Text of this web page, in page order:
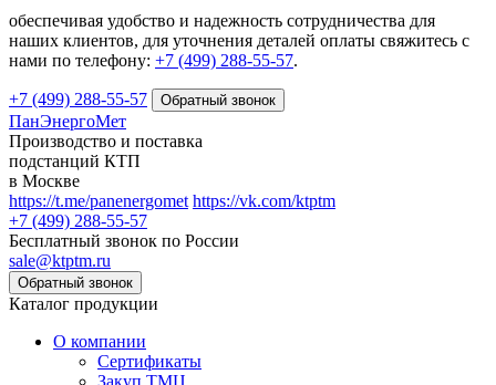
обеспечивая удобство и надежность сотрудничества для
наших клиентов, для уточнения деталей оплаты свяжитесь с
нами по телефону: +7 (499) 288-55-57.
+7 (499) 288-55-57
ПанЭнергоМет
Производство и поставка
подстанций КТП
в Москве
https://t.me/panenergomet https://vk.com/ktptm
+7 (499) 288-55-57
Бесплатный звонок по России
sale@ktptm.ru
Каталог продукции
О компании
Сертификаты
Закуп ТМЦ